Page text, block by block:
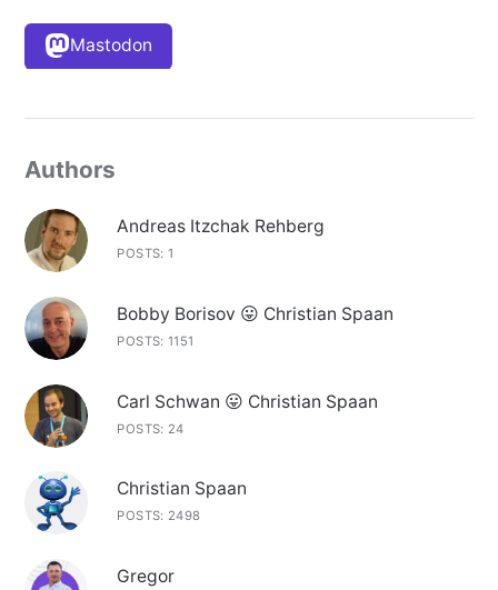
Mastodon
Authors
Andreas Itzchak Rehberg
POSTS: 1
Bobby Borisov 😛 Christian Spaan
POSTS: 1151
Carl Schwan 😛 Christian Spaan
POSTS: 24
Christian Spaan
POSTS: 2498
Gregor